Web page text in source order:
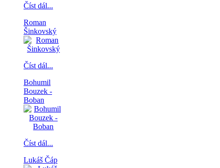
Číst dál...
Roman
Šinkovský
Číst dál...
Bohumil
Bouzek -
Boban
Číst dál...
Lukáš Čáp